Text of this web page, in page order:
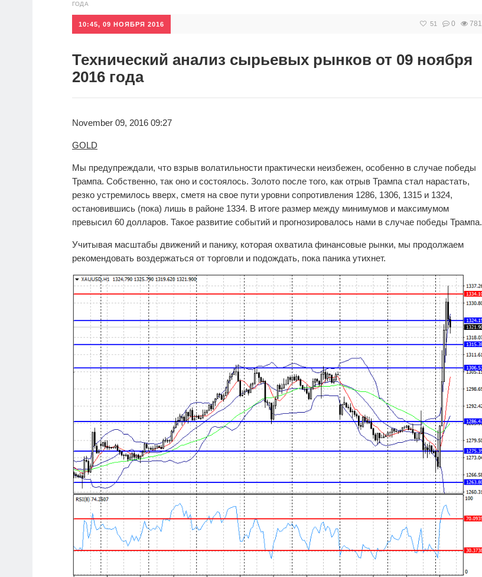
ГОДА
10:45, 09 НОЯБРЯ 2016 51 0 781
Технический анализ сырьевых рынков от 09 ноября
2016 года
November 09, 2016 09:27
GOLD
Мы предупреждали, что взрыв волатильности практически неизбежен, особенно в случае победы
Трампа. Собственно, так оно и состоялось. Золото после того, как отрыв Трампа стал нарастать,
резко устремилось вверх, сметя на свое пути уровни сопротивления 1286, 1306, 1315 и 1324,
остановившись (пока) лишь в районе 1334. В итоге размер между минимумов и максимумом
превысил 60 долларов. Такое развитие событий и прогнозировалось нами в случае победы Трампа.
Учитывая масштабы движений и панику, которая охватила финансовые рынки, мы продолжаем
рекомендовать воздержаться от торговли и подождать, пока паника утихнет.